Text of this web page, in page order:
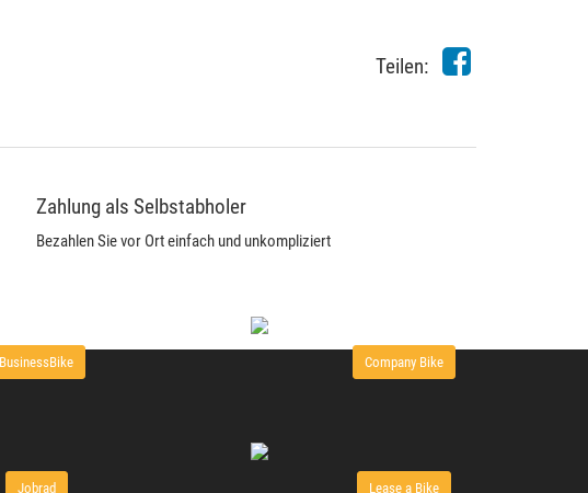
Teilen:
Zahlung als Selbstabholer
Bezahlen Sie vor Ort einfach und unkompliziert
BusinessBike Company Bike
Jobrad Lease a Bike